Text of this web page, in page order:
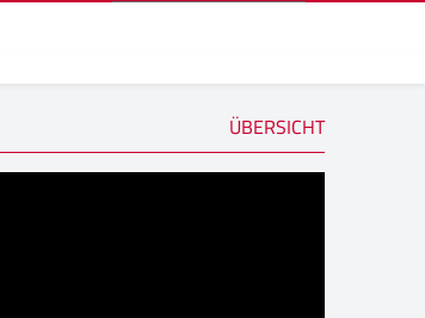
ÜBERSICHT